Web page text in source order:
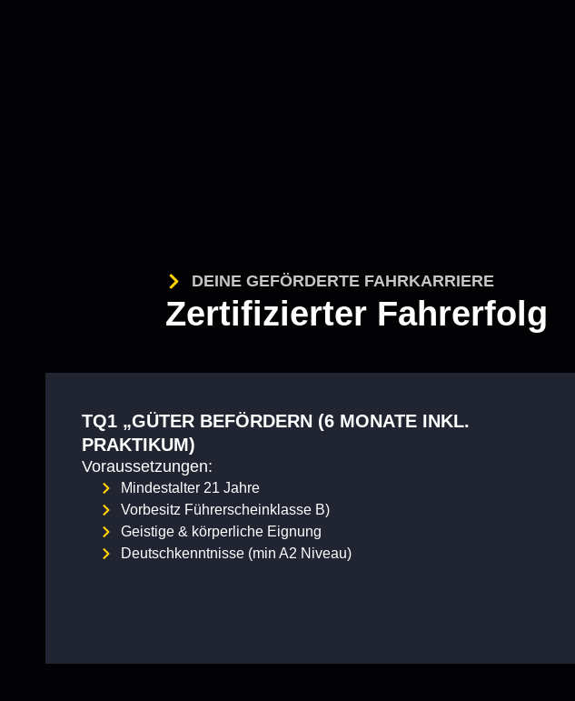
DEINE GEFÖRDERTE FAHRKARRIERE
Zertifizierter Fahrerfolg
TQ1 „GÜTER BEFÖRDERN (6 MONATE INKL.
PRAKTIKUM)
Voraussetzungen:
Mindestalter 21 Jahre
Vorbesitz Führerscheinklasse B)
Geistige & körperliche Eignung
Deutschkenntnisse (min A2 Niveau)